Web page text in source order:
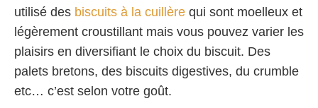
utilisé des biscuits à la cuillère qui sont moelleux et
légèrement croustillant mais vous pouvez varier les
plaisirs en diversifiant le choix du biscuit. Des
palets bretons, des biscuits digestives, du crumble
etc… c’est selon votre goût.